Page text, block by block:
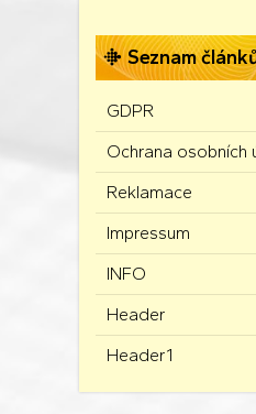
Seznam
GDPR
Ochrana osobních
Reklamace
Impressum
INFO
Header
Header1